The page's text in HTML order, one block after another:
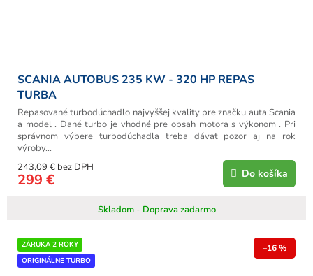
SCANIA AUTOBUS 235 KW - 320 HP REPAS
TURBA
Skladom - Doprava zadarmo
243,09 € bez DPH
299 € Do košíka
Repasované turbodúchadlo najvyššej kvality pre značku auta Scania
a model . Dané turbo je vhodné pre obsah motora s výkonom . Pri
správnom výbere turbodúchadla treba dávať pozor aj na rok
výroby...
ZÁRUKA 2 ROKY
ORIGINÁLNE TURBO
–16 %